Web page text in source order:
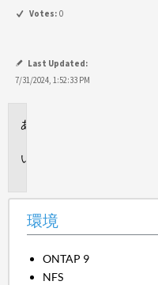
Votes: 0
Last Updated:
7/31/2024, 1:52:33 PM
環境
ONTAP 9
NFS